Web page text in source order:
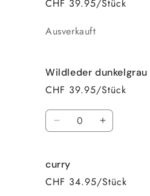
CHF 39.95/Stück
Anzahl
Ausverkauft
Wildleder dunkelgrau
CHF 39.95/Stück
Anzahl
Verringere
für
Wildleder
dunkelgrau
Erhöhe
Wildleder
dunkelgrau
curry
CHF 34.95/Stück